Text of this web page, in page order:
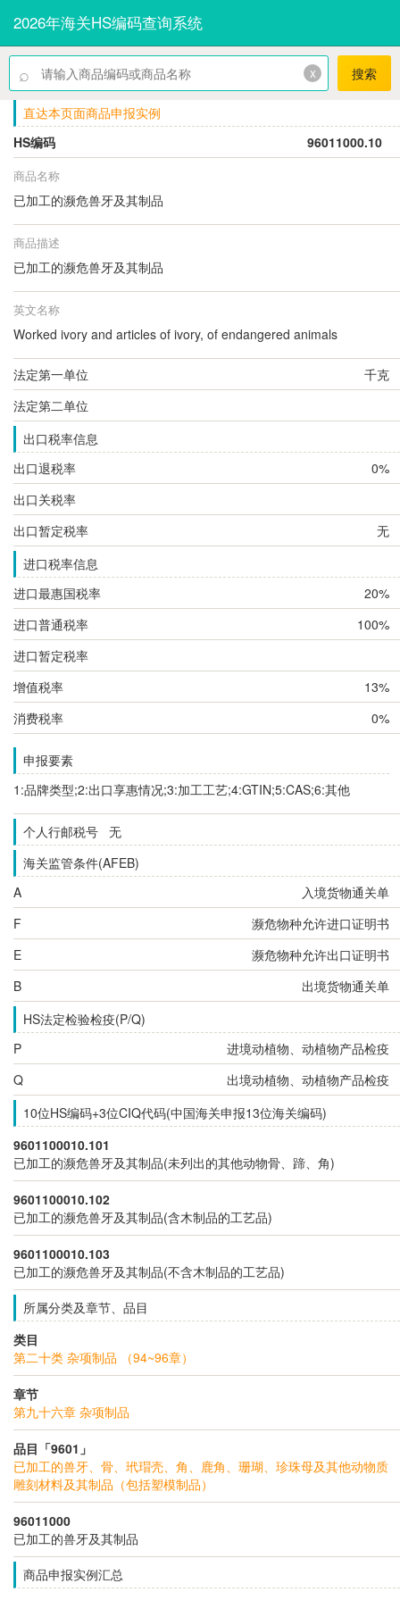
2026年海关HS编码查询系统
⌕ x 搜索
直达本页面商品申报实例
HS编码
96011000.10
商品名称
已加工的濒危兽牙及其制品
商品描述
已加工的濒危兽牙及其制品
英文名称
Worked ivory and articles of ivory, of endangered animals
法定第一单位
千克
法定第二单位
出口税率信息
出口退税率
0%
出口关税率
出口暂定税率
无
进口税率信息
进口最惠国税率
20%
进口普通税率
100%
进口暂定税率
增值税率
13%
消费税率
0%
申报要素
1:品牌类型;2:出口享惠情况;3:加工工艺;4:GTIN;5:CAS;6:其他
个人行邮税号 无
海关监管条件(AFEB)
A
入境货物通关单
F
濒危物种允许进口证明书
E
濒危物种允许出口证明书
B
出境货物通关单
HS法定检验检疫(P/Q)
P
进境动植物、动植物产品检疫
Q
出境动植物、动植物产品检疫
10位HS编码+3位CIQ代码(中国海关申报13位海关编码)
9601100010.101
已加工的濒危兽牙及其制品(未列出的其他动物骨、蹄、角)
9601100010.102
已加工的濒危兽牙及其制品(含木制品的工艺品)
9601100010.103
已加工的濒危兽牙及其制品(不含木制品的工艺品)
所属分类及章节、品目
类目
第二十类 杂项制品 （94~96章）
章节
第九十六章 杂项制品
品目「9601」
已加工的兽牙、骨、玳瑁壳、角、鹿角、珊瑚、珍珠母及其他动物质
雕刻材料及其制品（包括塑模制品）
96011000
已加工的兽牙及其制品
商品申报实例汇总